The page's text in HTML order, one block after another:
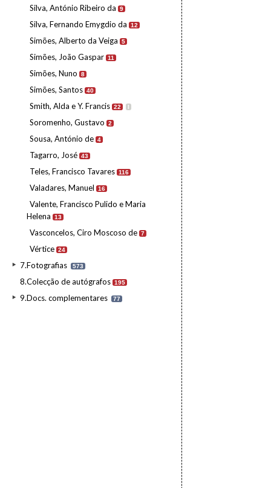
Silva, António Ribeiro da 9
Silva, Fernando Emygdio da 12
Simões, Alberto da Veiga 5
Simões, João Gaspar 11
Simões, Nuno 8
Simões, Santos 40
Smith, Alda e Y. Francis 22 I
Soromenho, Gustavo 2
Sousa, António de 4
Tagarro, José 43
Teles, Francisco Tavares 116
Valadares, Manuel 16
Valente, Francisco Pulido e Maria
Helena
13
Vasconcelos, Ciro Moscoso de 7
Vértice 24
7.Fotografias 573
8.Colecção de autógrafos 195
9.Docs. complementares 77